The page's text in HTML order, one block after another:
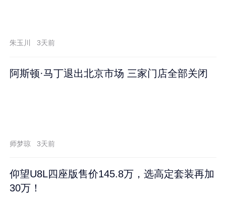
朱玉川 3天前
阿斯顿·马丁退出北京市场 三家门店全部关闭
师梦琼 3天前
仰望U8L四座版售价145.8万，选高定套装再加
30万！